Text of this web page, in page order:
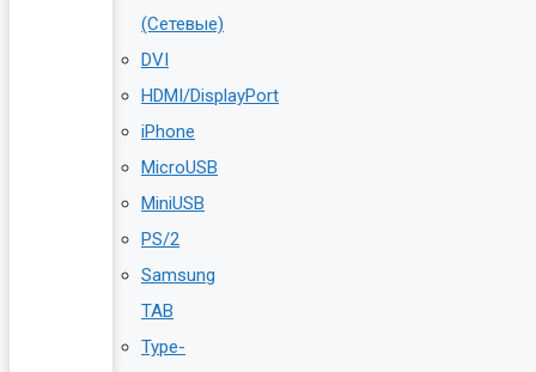
(Сетевые)
DVI
HDMI/DisplayPort
iPhone
MicroUSB
MiniUSB
PS/2
Samsung
TAB
Type-